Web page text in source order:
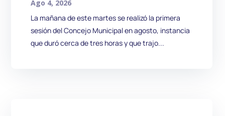
Ago 4, 2026
La mañana de este martes se realizó la primera
sesión del Concejo Municipal en agosto, instancia
que duró cerca de tres horas y que trajo...